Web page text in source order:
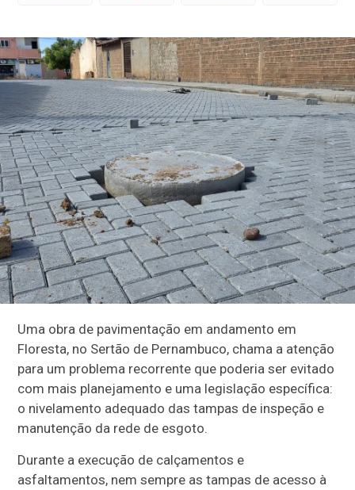
Uma obra de pavimentação em andamento em
Floresta, no Sertão de Pernambuco, chama a atenção
para um problema recorrente que poderia ser evitado
com mais planejamento e uma legislação específica:
o nivelamento adequado das tampas de inspeção e
manutenção da rede de esgoto.
Durante a execução de calçamentos e
asfaltamentos, nem sempre as tampas de acesso à